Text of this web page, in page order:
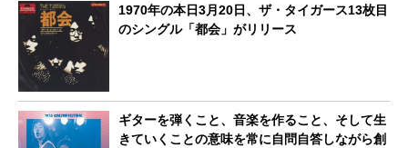
1970年の本日3月20日、ザ・タイガース13枚目
のシングル「都会」がリリース
ギターを弾くこと、音楽を作ること、そして生
きていくことの意味を常に自問自答しながら創